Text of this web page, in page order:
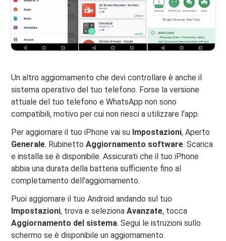
Un altro aggiornamento che devi controllare è anche il
sistema operativo del tuo telefono. Forse la versione
attuale del tuo telefono e WhatsApp non sono
compatibili, motivo per cui non riesci a utilizzare l'app.
Per aggiornare il tuo iPhone vai su Impostazioni, Aperto
Generale. RubinettoAggiornamento software. Scarica
e installa se è disponibile. Assicurati che il tuo iPhone
abbia una durata della batteria sufficiente fino al
completamento dell'aggiornamento.
Puoi aggiornare il tuo Android andando sul tuo
Impostazioni, trova e selezionaAvanzate, tocca
Aggiornamento del sistema. Segui le istruzioni sullo
schermo se è disponibile un aggiornamento.